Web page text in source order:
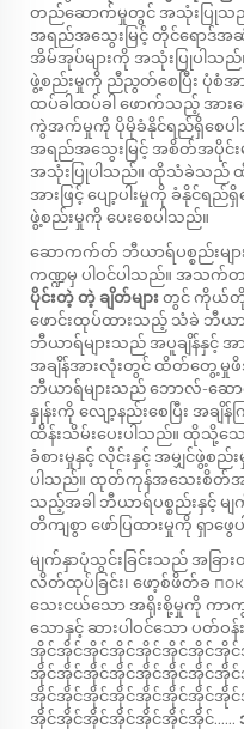
တည်ဆောက်မှုတွင် အသုံးပြုသည့် ပ
အရည်အသွေးမြင့် တိုင်ရောဒ်အ
အိမ်အုပ်များကို အသုံးပြုပါသည်
ဖွဲ့စည်းမှုကို ညီညွတ်စေပြီး ပုံစံအာ
ထပ်ခါထပ်ခါ ဖောက်သည့် အားပ
ကွဲအက်မှုကို ပိုမိုခံနိုင်ရည်ရှိစေ
အရည်အသွေးမြင့် အစိတ်အပိုင်း
အသုံးပြုပါသည်။ ထိုသံခဲသည် ထိ
အားဖြင့် ပျော့ပါးမှုကို ခံနိုင်
ဖွဲ့စည်းမှုကို ပေးစေပါသည်။
ဆောကက်တ် ဘီယာရ်ပစ္စည်းမျ
ကဏ္ဍမှ ပါဝင်ပါသည်။ အသက်
ပိုင်းတဲ့ တဲ့ ချိတ်များ တွင် ကိုယ်တို
ဖောင်းထုပ်ထားသည့် သံခဲ ဘီယ
ဘီယာရ်များသည် အပူချိန်နှင့် အာ
အချိန်အားလုံးတွင် ထိတ်တွေ့မှု
ဘီယာရ်များသည် ဘောလ်-ဆေ
နှုန်းကို လျော့နည်းစေပြီး အ
ထိန်းသိမ်းပေးပါသည်။ ထိုသို့သ
ခံစားမှုနှင့် လိုင်းနှင့် အမျှင်ဖွဲ့စ
ပါသည်။ ထုတ်ကုန်အသေးစိတ်အ
သည့်အခါ ဘီယာရ်ပစ္စည်းနှင့် မျ
တိကျစွာ ဖော်ပြထားမှုကို ရှာဖွေ
မျက်နှာပုံသွင်းခြင်းသည် အခြာ
လိတ်ထုပ်ခြင်း၊ ဖော့စ်ဖိတ်ခ
သေးငယ်သော အရိုးစို့မှုကို ကာ
သောနှင့် ဆားပါဝင်သော ပတ်ဝန်
အိုင်အိုင်အိုင်အိုင်အိုင်အိုင်အိုင်အို
အိုင်အိုင်အိုင်အိုင်အိုင်အိုင်အိုင်အို
အိုင်အိုင်အိုင်အိုင်အိုင်အိုင်အိုင်အို
အိုင်အိုင်အိုင်အိုင်အိုင်အိုင်အိုင်......